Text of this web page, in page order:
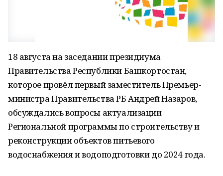
18 августа на заседании президиума
Правительства Республики Башкортостан,
которое провёл первый заместитель Премьер-
министра Правительства РБ Андрей Назаров,
обсуждались вопросы актуализации
Региональной программы по строительству и
реконструкции объектов питьевого
водоснабжения и водоподготовки до 2024 года.